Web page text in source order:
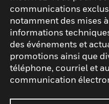
communications
notamment des mises
informations
des événements et
promotions ainsi que
téléphone, courriel et
communication